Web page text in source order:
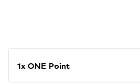
1x ONE Point